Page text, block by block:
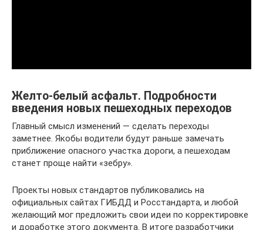
Желто-белый асфальт. Подробности
введения новых пешеходных переходов
Главный смысл изменений — сделать переходы
заметнее. Якобы водители будут раньше замечать
приближение опасного участка дороги, а пешеходам
станет проще найти «зебру».
Проекты новых стандартов публиковались на
официальных сайтах ГИБДД и Росстандарта, и любой
желающий мог предложить свои идеи по корректировке
и доработке этого документа. В итоге разработчики